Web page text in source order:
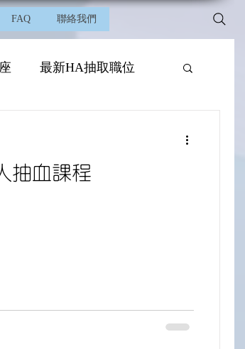
FAQ 聯絡我們
最新HA抽取職位
抽血課程